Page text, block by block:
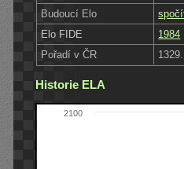
Budoucí Elo
Elo FIDE
1984
Pořadí v ČR
Historie ELA
2100